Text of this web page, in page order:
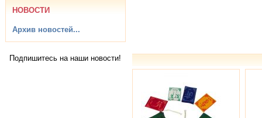
НОВОСТИ
Архив новостей...
Подпишитесь на наши новости!